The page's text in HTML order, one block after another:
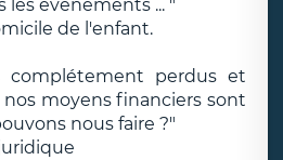
les événements ... "
de l'enfant.
complétement perdus et
moyens financiers sont
nous faire ?"